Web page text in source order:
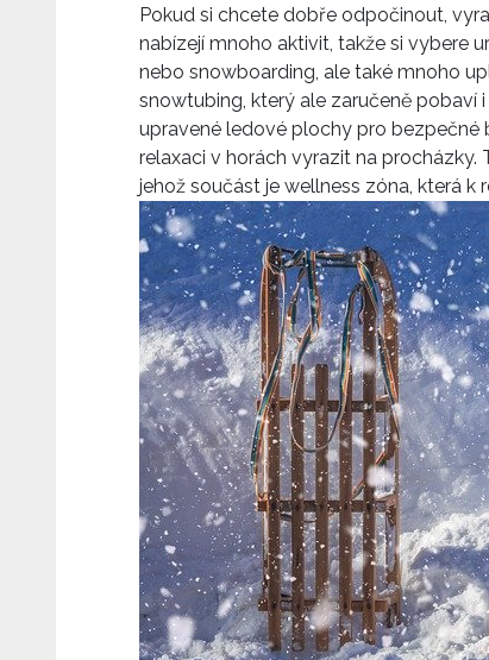
Pokud si chcete dobře odpočinout,
nabízejí mnoho aktivit, takže si vybere
nebo snowboarding, ale také mnoho
snowtubing, který ale zaručeně pobaví
upravené ledové plochy pro bezpečné
relaxaci v horách vyrazit na
jehož součást je wellness zóna, která k